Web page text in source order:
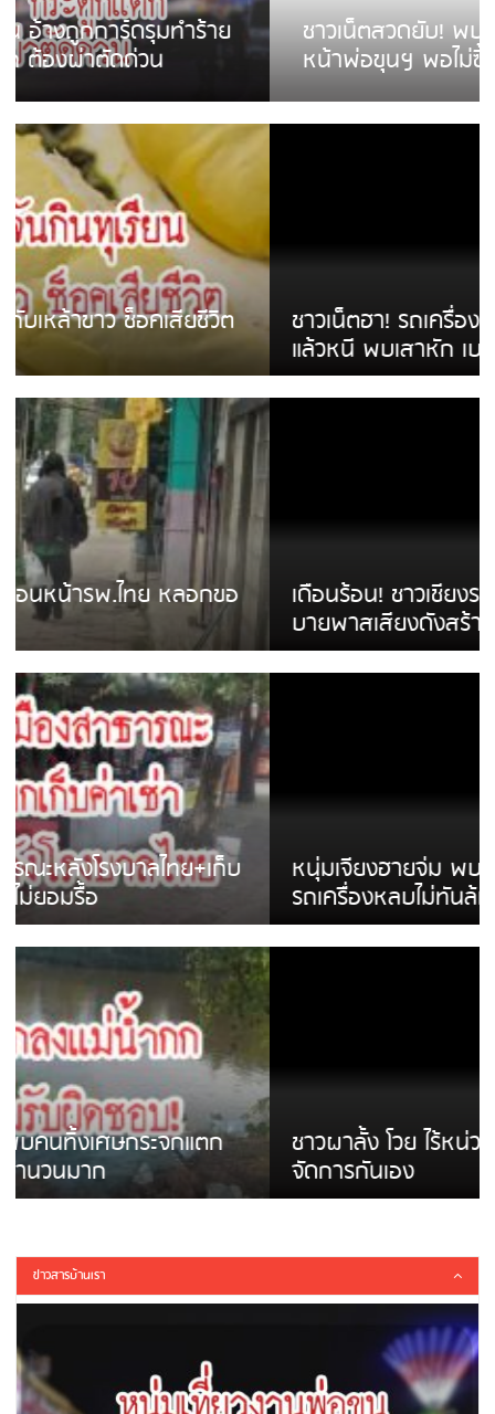
ชาวเน็ตสวดยับ! พบพม่าเร่ขายพวงมาลัย
หน้าพ่อขุนฯ พอไม่ซื้อเดินตาม
ชาวเน็ตฮา! รถเครื่องแม่สายชนป้ายร้านโลงศพ
แล้วหนี พบเสาหัก เบรคหัก หวิดได้ใช้บริการ
เดือนร้อน! ชาวเชียงรายบ่นรถ Isuzu สีขาวซิ่ง
บายพาสเสียงดังสร้างความรำคาญ
หนุ่มเจียงฮายจ่ม พบถังน้ำดื่มตกกลางถนน
รถเครื่องหลบไม่ทันล้มบาดเจ็บ
ชาวผาลั้ง โวย ไร้หน่วยงานดูแล ดินสไลด์ ต้อง
จัดการกันเอง
ข่าวสารบ้านเรา